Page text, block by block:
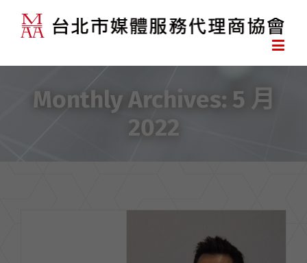
Monthly Archives: 5 月
2022